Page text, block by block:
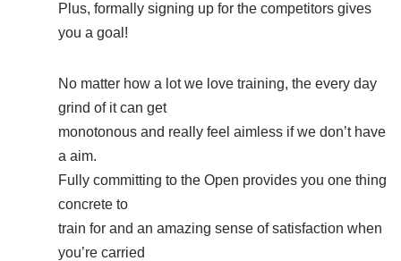
Plus, formally signing up for the competitors gives
you a goal!
No matter how a lot we love training, the every day
grind of it can get
monotonous and really feel aimless if we don’t have
a aim.
Fully committing to the Open provides you one thing
concrete to
train for and an amazing sense of satisfaction when
you’re carried